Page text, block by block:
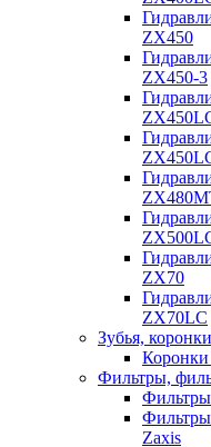
ZX450
ZX450-3
ZX70
ZX70LC
Зубья,
Коронки
Фильтры,
Фильтры
Фильтры
Zaxis